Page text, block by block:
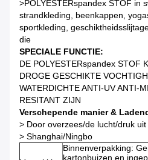
>POLYESTERspandex STOF in
strandkleding, beenkappen,
sportkleding,
die
SPECIALE FUNCTIE:
DE POLYESTERspandex STOF
DROGE GESCHIKTE
WATERDICHTE ANTI-UV ANTI-
RESITANT ZIJN
Verschepende manier &
> Door overzees/de lucht/druk uit
> Shanghai/Ningbo
Binnenverpakking:
kartonbuizen en